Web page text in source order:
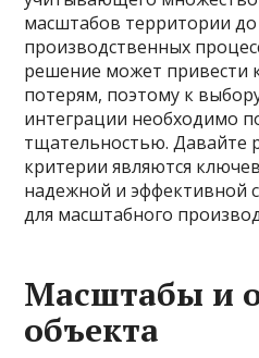
масштабов территории
производственных
решение может привести
потерям, поэтому к
интеграции необходимо
тщательностью. Давайте
критерии являются
надежной и эффективной
для масштабного
Масштабы и
объекта